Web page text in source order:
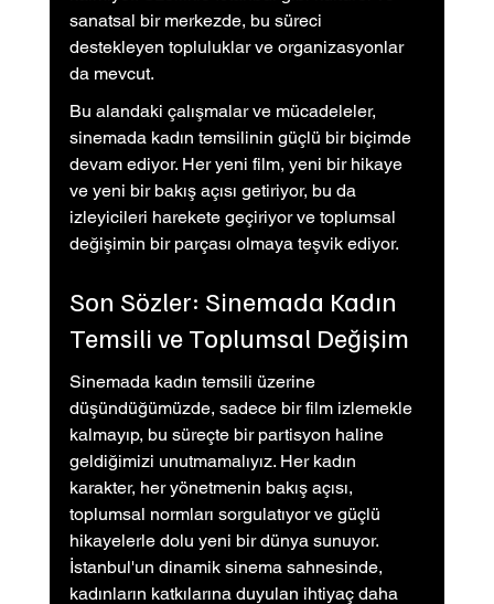
sanatsal bir merkezde, bu süreci
destekleyen topluluklar ve organizasyonlar
da mevcut.
Bu alandaki çalışmalar ve mücadeleler,
sinemada kadın temsilinin güçlü bir biçimde
devam ediyor. Her yeni film, yeni bir hikaye
ve yeni bir bakış açısı getiriyor, bu da
izleyicileri harekete geçiriyor ve toplumsal
değişimin bir parçası olmaya teşvik ediyor.
Son Sözler: Sinemada Kadın
Temsili ve Toplumsal Değişim
Sinemada kadın temsili üzerine
düşündüğümüzde, sadece bir film izlemekle
kalmayıp, bu süreçte bir partisyon haline
geldiğimizi unutmamalıyız. Her kadın
karakter, her yönetmenin bakış açısı,
toplumsal normları sorgulatıyor ve güçlü
hikayelerle dolu yeni bir dünya sunuyor.
İstanbul'un dinamik sinema sahnesinde,
kadınların katkılarına duyulan ihtiyaç daha